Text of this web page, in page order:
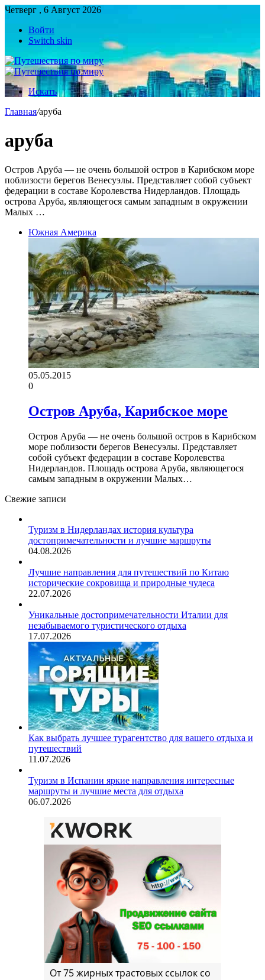
Четверг , 6 Август 2026
Войти
Switch skin
Искать
Главная/аруба
аруба
Остров Аруба — не очень большой остров в Карибском море
поблизости берегов Венесуэлы. Представляет собой субъект
федерации в составе Королевства Нидерландов. Площадь
острова Аруба, являющегося самым западным в окружении
Малых …
Южная Америка
05.05.2015
0
Остров Аруба, Карибское море
Остров Аруба — не очень большой остров в Карибском
море поблизости берегов Венесуэлы. Представляет
собой субъект федерации в составе Королевства
Нидерландов. Площадь острова Аруба, являющегося
самым западным в окружении Малых…
Свежие записи
Туризм в Нидерландах история культура
достопримечательности и лучшие маршруты
04.08.2026
Лучшие направления для путешествий по Китаю
исторические сокровища и природные чудеса
22.07.2026
Уникальные достопримечательности Италии для
незабываемого туристического отдыха
17.07.2026
Как выбрать лучшее турагентство для вашего отдыха и
путешествий
11.07.2026
Туризм в Испании яркие направления интересные
маршруты и лучшие места для отдыха
06.07.2026